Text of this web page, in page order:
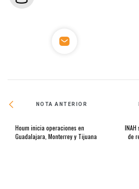
NOTA ANTERIOR
Houm inicia operaciones en
Guadalajara, Monterrey y Tijuana
de